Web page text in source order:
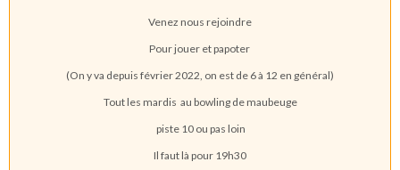
Venez nous rejoindre
Pour jouer et papoter
(On y va depuis février 2022, on est de 6 à 12 en général)
Tout les mardis au bowling de maubeuge
piste 10 ou pas loin
Il faut là pour 19h30